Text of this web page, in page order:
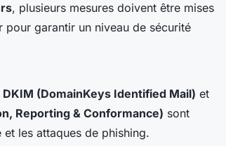
, plusieurs mesures doivent être mises
garantir un niveau de sécurité
DKIM (DomainKeys Identified Mail) et
Reporting & Conformance) sont
les attaques de phishing.